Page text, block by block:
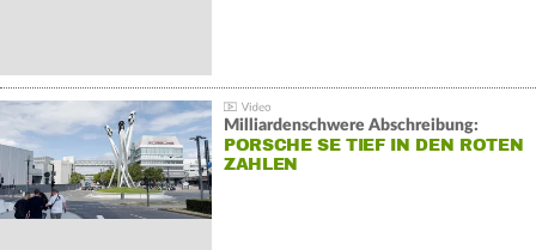
Milliardenschwere Abschreibung:
PORSCHE SE TIEF IN DEN ROTEN
ZAHLEN